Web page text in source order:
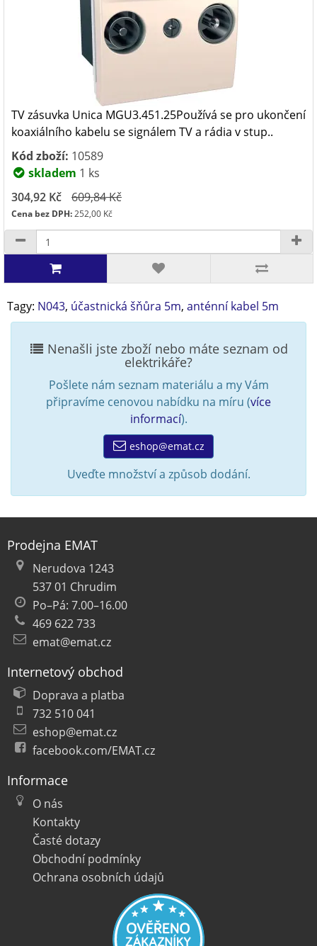
TV zásuvka Unica MGU3.451.25Používá se pro ukončení
koaxiálního kabelu se signálem TV a rádia v stup..
Kód zboží: 10589
skladem 1 ks
304,92 Kč
609,84 Kč
Cena bez DPH:252,00 Kč
Tagy: N043, účastnická šňůra 5m, anténní kabel 5m
Nenašli jste zboží nebo máte seznam od
elektrikáře?
Pošlete nám seznam materiálu a my Vám
připravíme cenovou nabídku na míru (více
informací).
eshop@emat.cz
Uveďte množství a způsob dodání.
Prodejna EMAT
Nerudova 1243
537 01 Chrudim
Po–Pá: 7.00–16.00
469 622 733
emat@emat.cz
Internetový obchod
Doprava a platba
732 510 041
eshop@emat.cz
facebook.com/EMAT.cz
Informace
O nás
Kontakty
Časté dotazy
Obchodní podmínky
Ochrana osobních údajů